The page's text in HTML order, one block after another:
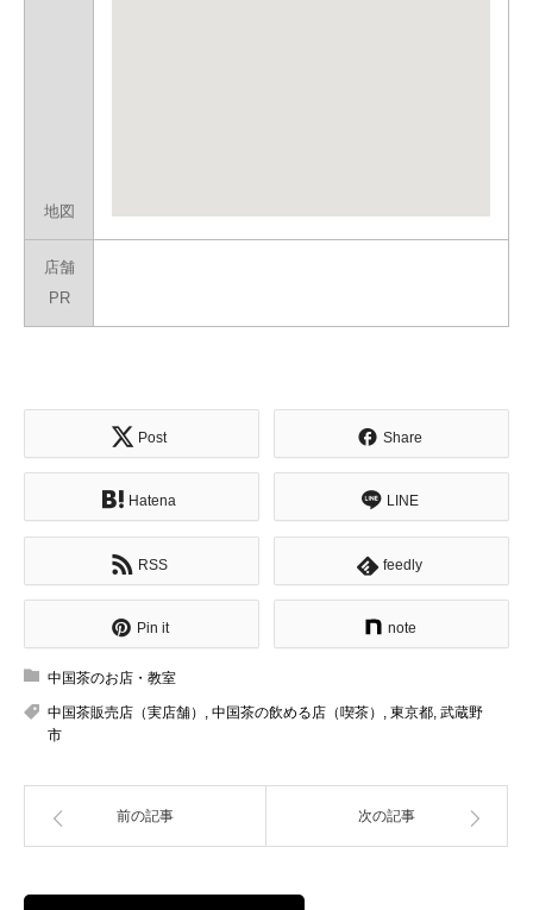
地図
店舗
PR
Post Share
Hatena LINE
RSS feedly
Pin it note
中国茶のお店・教室
中国茶販売店（実店舗） , 中国茶の飲める店（喫茶） , 東京都, 武蔵野
市
前の記事 次の記事